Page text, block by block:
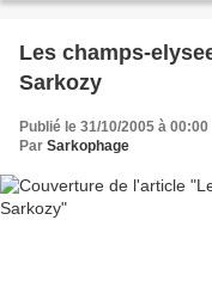
Les champs-
Sarkozy
Publié le 31/10/2005 à 00:00
Par Sarkophage